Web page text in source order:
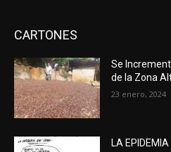
CARTONES
Se
de la Zona
23 enero, 2024
LA EPIDEMIA